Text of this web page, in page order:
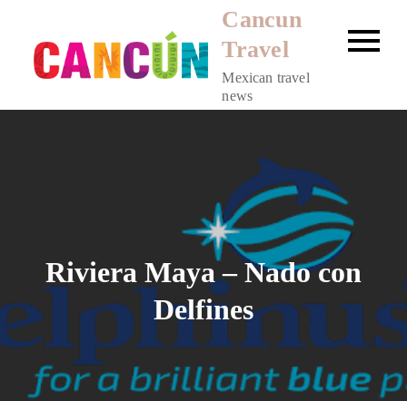
content
Cancun
Travel
Mexican travel
news
Riviera Maya – Nado con
Delfines